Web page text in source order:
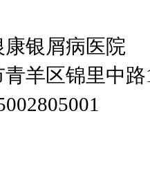
银屑病医院
羊区锦里中